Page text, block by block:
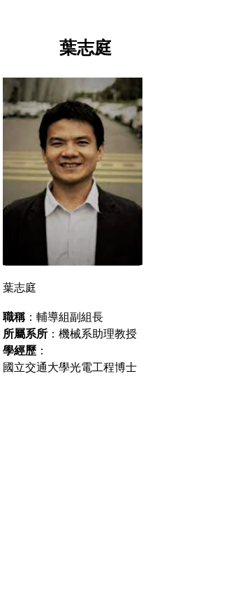
葉志庭
葉志庭
職稱：輔導組副組長
所屬系所 ：機械系助理教授
學經歷 ：
國立交通大學光電工程博士